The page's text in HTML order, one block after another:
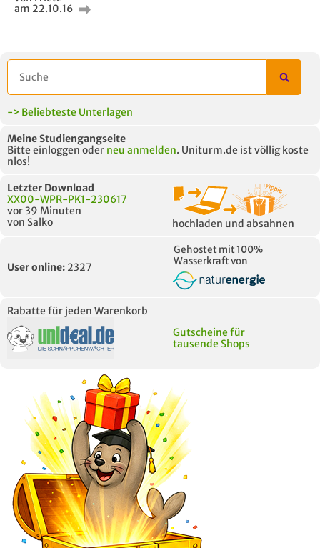
UNTERLAGE
am 22.10.16
-> Beliebteste Unterlagen
Meine Studiengangseite
Bitte einloggen oder neu anmelden. Uniturm.de ist völlig koste
nlos!
Letzter Download
XX00-WPR-PK1-230617
vor 39 Minuten
von Salko
hochladen und absahnen
User online: 2327
Gehostet mit 100%
Wasserkraft von
Rabatte für jeden Warenkorb
Gutscheine für
tausende Shops